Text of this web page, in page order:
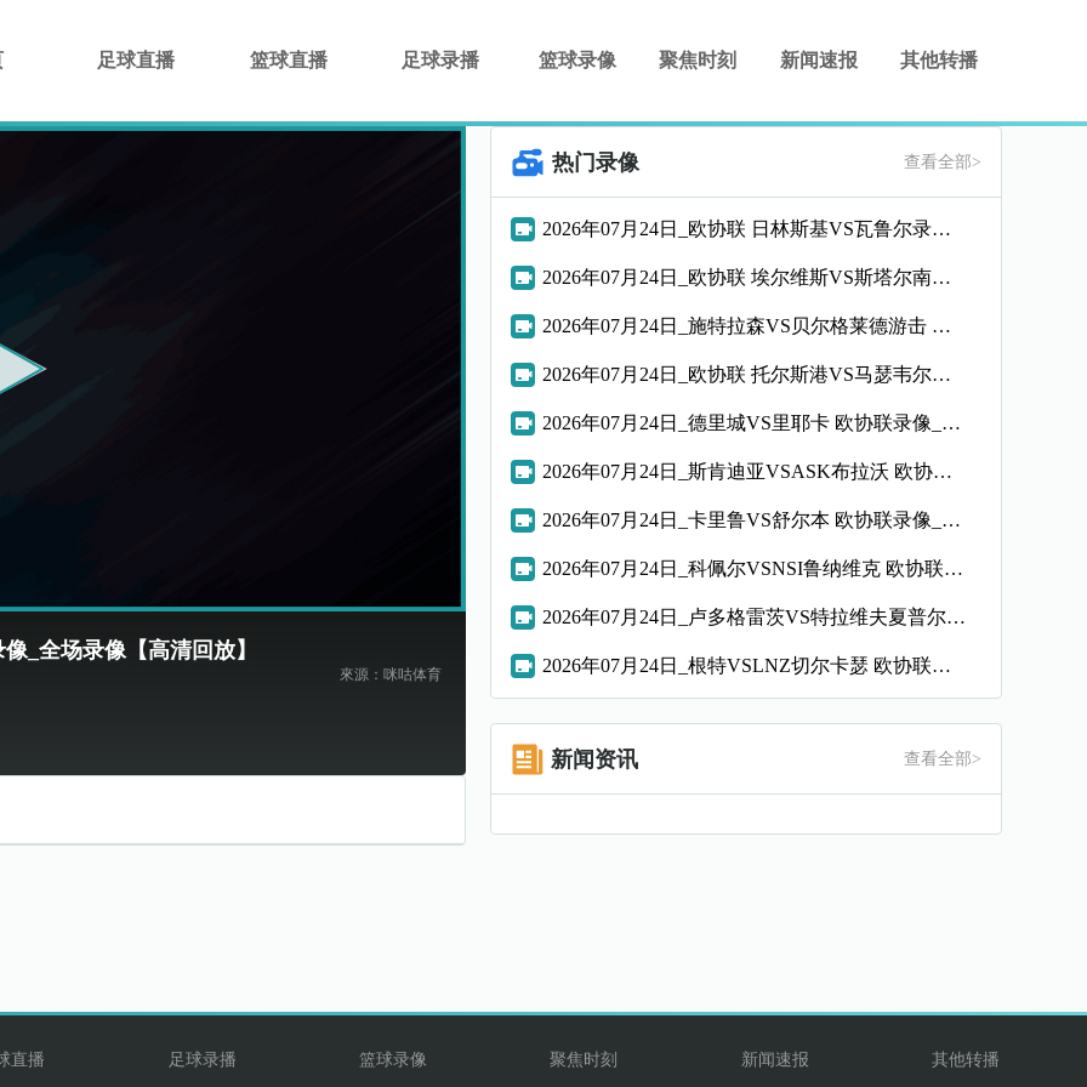
足球直播 篮球直播 足球录播 篮球录像 聚焦时刻 新闻速报 其他转播
_全场录像【高清回放】
來源：咪咕体育
热门录像 查看全部>
2026年07月24日_欧协联 日林斯基VS瓦鲁尔录像_全场录像【高清回放】
2026年07月24日_欧协联 埃尔维斯VS斯塔尔南录像_高清录像【全场回放】
2026年07月24日_施特拉森VS贝尔格莱德游击 欧协联录像_全场录像【全场回放】
2026年07月24日_欧协联 托尔斯港VS马瑟韦尔录像_全场录像【高清回放】
2026年07月24日_德里城VS里耶卡 欧协联录像_全场录像【高清回放】
2026年07月24日_斯肯迪亚VSASK布拉沃 欧协联录像_高清录像【全场回放】
2026年07月24日_卡里鲁VS舒尔本 欧协联录像_高清录像【全场回放】
2026年07月24日_科佩尔VSNSI鲁纳维克 欧协联录像_全场录像【高清回放】
2026年07月24日_卢多格雷茨VS特拉维夫夏普尔 欧协联录像_高清录像【全场回放】
2026年07月24日_根特VSLNZ切尔卡瑟 欧协联录像_全场录像【高清回放】
新闻资讯 查看全部>
直播 足球录播 篮球录像 聚焦时刻 新闻速报 其他转播